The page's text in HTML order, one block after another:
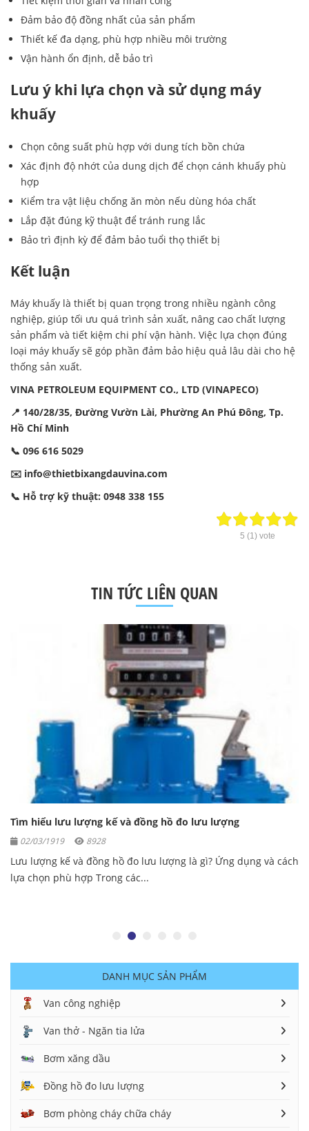
Đảm bảo độ đồng nhất của sản phẩm
Thiết kế đa dạng, phù hợp nhiều môi trường
Vận hành ổn định, dễ bảo trì
Lưu ý khi lựa chọn và sử dụng máy
khuấy
Chọn công suất phù hợp với dung tích bồn chứa
Xác định độ nhớt của dung dịch để chọn cánh khuấy phù
hợp
Kiểm tra vật liệu chống ăn mòn nếu dùng hóa chất
Lắp đặt đúng kỹ thuật để tránh rung lắc
Bảo trì định kỳ để đảm bảo tuổi thọ thiết bị
Kết luận
Máy khuấy là thiết bị quan trọng trong nhiều ngành công
nghiệp, giúp tối ưu quá trình sản xuất, nâng cao chất lượng
sản phẩm và tiết kiệm chi phí vận hành. Việc lựa chọn đúng
loại máy khuấy sẽ góp phần đảm bảo hiệu quả lâu dài cho hệ
thống sản xuất.
VINA PETROLEUM EQUIPMENT CO., LTD (VINAPECO)
📍 140/28/35, Đường Vườn Lài, Phường An Phú Đông, Tp.
Hồ Chí Minh
📞 096 616 5029
✉️ info@thietbixangdauvina.com
📞 Hỗ trợ kỹ thuật: 0948 338 155
5 (1) vote
TIN TỨC LIÊN QUAN
Tìm hiểu lưu lượng kế và đồng hồ đo lưu lượng
02/03/1919 8928
Lưu lượng kế và đồng hồ đo lưu lượng là gì? Ứng dụng và cách
lựa chọn phù hợp Trong các...
DANH MỤC SẢN PHẨM
Van công nghiệp
Van thở - Ngăn tia lửa
Bơm xăng dầu
Đồng hồ đo lưu lượng
Bơm phòng cháy chữa cháy